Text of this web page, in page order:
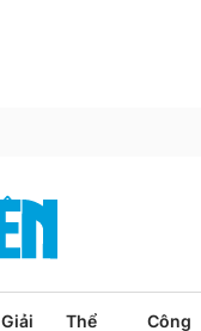
Giải
Thể
Công